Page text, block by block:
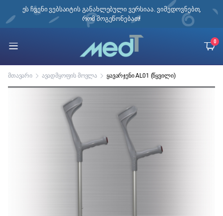
ეს ჩვენი ვებსაიტის განახლებული ვერსიაა. ვიმედოვნებთ,
რომ მოგეწონებათ!
0
მთავარი ავადმყოფის მოვლა ყავარჯენი AL01 (წყვილი)